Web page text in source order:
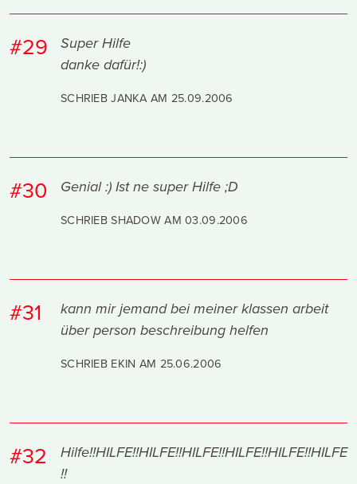
#29
Super Hilfe
danke dafür!:)
SCHRIEB JANKA AM 25.09.2006
#30 Genial :) Ist ne super Hilfe ;D
SCHRIEB SHADOW AM03.09.2006
#31
kann mir jemand bei meiner klassen arbeit
über person beschreibung helfen
SCHRIEB EKIN AM 25.06.2006
#32
Hilfe!!HILFE!!HILFE!!HILFE!!HILFE!!HILFE!!HILFE
!!